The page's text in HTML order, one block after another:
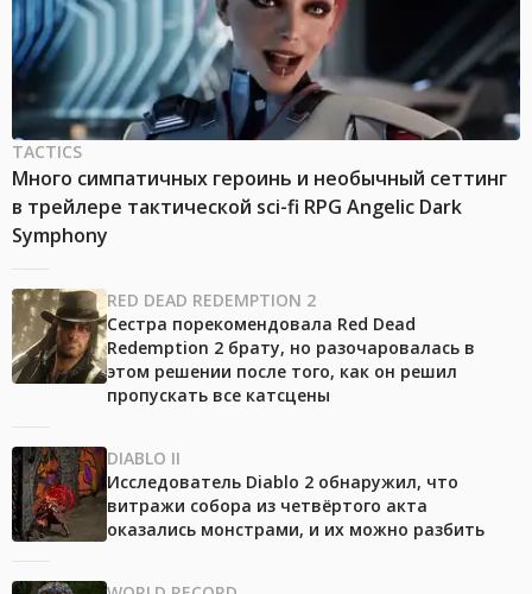
TACTICS
Много симпатичных героинь и необычный сеттинг
в трейлере тактической sci-fi RPG Angelic Dark
Symphony
RED DEAD REDEMPTION 2
Сестра порекомендовала Red Dead
Redemption 2 брату, но разочаровалась в
этом решении после того, как он решил
пропускать все катсцены
DIABLO II
Исследователь Diablo 2 обнаружил, что
витражи собора из четвёртого акта
оказались монстрами, и их можно разбить